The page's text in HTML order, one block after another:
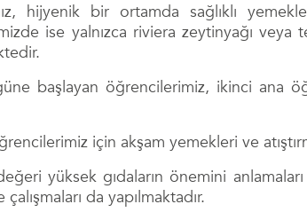
hijyenik bir ortamda sağlıklı
ise yalnızca riviera zeytinyağı
başlayan öğrencilerimiz, ikinci
için akşam yemekleri ve
yüksek gıdaların önemini
da yapılmaktadır.